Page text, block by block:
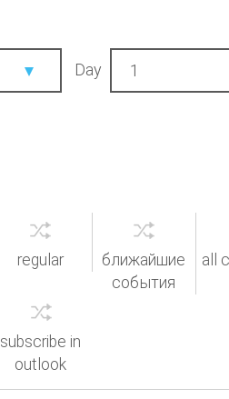
Day 1
regular
ближайшие
события
all
subscribe in
outlook